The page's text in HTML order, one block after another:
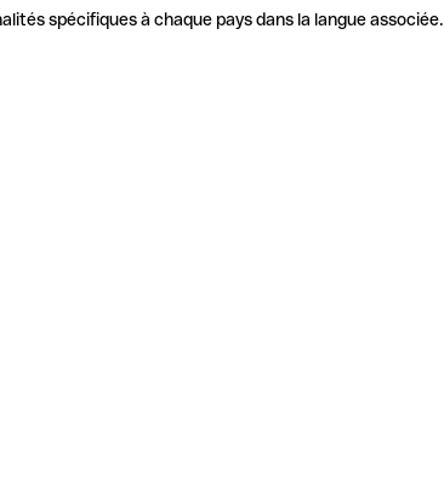
spécifiques à chaque pays dans la langue associée.